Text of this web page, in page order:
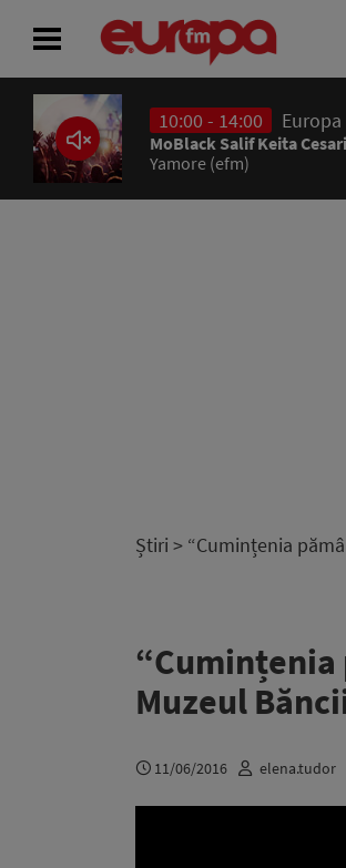
10:00 - 14:00 Europa
MoBlack Salif Keita
Yamore (efm)
Știri > “Cumințenia
Muzeul
11/06/2016 elena.tudor
ACASĂ
ȘTIRI